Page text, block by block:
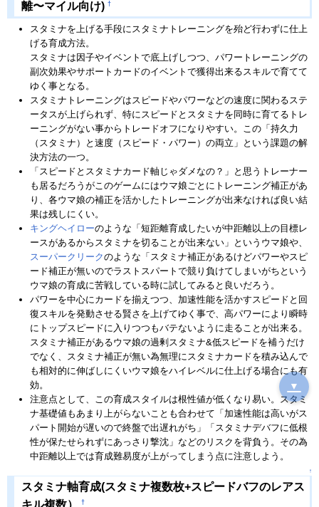
離〜マイル向け) †
スタミナを上げる手段にスタミナトレーニングを殆ど行わずに仕上
げる育成方法。
スタミナは因子やイベントで底上げしつつ、パワートレーニングの
副次効果やサポートカードのイベントで獲得出来るスキルで育てて
ゆく事となる。
スタミナトレーニングはスピードやパワーなどの速度に関わるステ
ータスが上げられず、特にスピードとスタミナを同時に育てるトレ
ーニングがない事からトレードオフになりやすい。この「持久力
（スタミナ）と速度（スピード・パワー）の両立」という課題の解
決方法の一つ。
「スピードとスタミナカード軸じゃダメなの？」と思うトレーナー
も居るだろうがこのゲームにはウマ娘ごとにトレーニング補正があ
り、各ウマ娘の補正を活かしたトレーニングが出来なければ良い結
果は残しにくい。
キングヘイローのような「短距離育成したいが中距離以上の目標レ
ースがあるからスタミナを切ることが出来ない」というウマ娘や、
スーパークリークのような「スタミナ補正があるけどパワーやスピ
ード補正が無いのでラストスパートで競り負けてしまいがちという
ウマ娘の育成に苦戦している時に試してみると良いだろう。
パワーを中心にカードを揃えつつ、加速性能を活かすスピードと回
復スキルを発動させる賢さを上げてゆく事で、高パワーにより瞬時
にトップスピードに入りつつもバテないように走ることが出来る。
スタミナ補正があるウマ娘の過剰スタミナ&低スピードを補うだけ
でなく、スタミナ補正が無い為無理にスタミナカードを積み込んで
も相対的に伸ばしにくいウマ娘をハイレベルに仕上げる場合にも有
効。
注意点として、この育成スタイルは根性値が低くなり易い。スタミ
ナ基礎値もあまり上がらないことも合わせて「加速性能は高いがス
パート開始が遅いので終盤で出遅れがち」「スタミナデバフに低根
性が保たせられずにあっさり撃沈」などのリスクを背負う。その為
中距離以上では育成難易度が上がってしまう点に注意しよう。
↑
スタミナ軸育成(スタミナ複数枚+スピードバフのレアス
†
▼